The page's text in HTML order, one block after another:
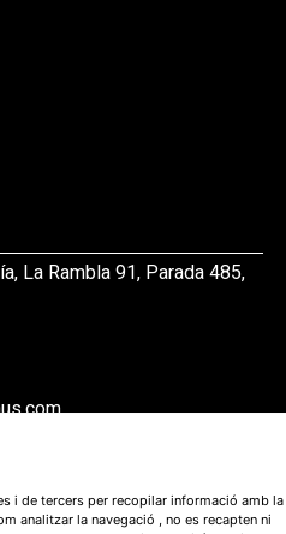
i de tercers per recopilar informació amb la
analitzar la navegació , no es recapten ni
La Rambla 91, Parada 485,
8h a 19h